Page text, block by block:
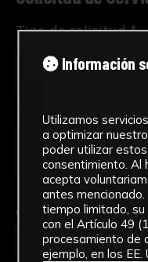
Tipo de solicitud *
Tipo de uso *
Obra en la que
FPED-0015/
Información
Utilizamos
a optimizar
poder utilizar
consentimiento. Al
acepta
antes
tiempo limitado,
con el Artículo 49
procesamiento de
ejemplo, en los EE.